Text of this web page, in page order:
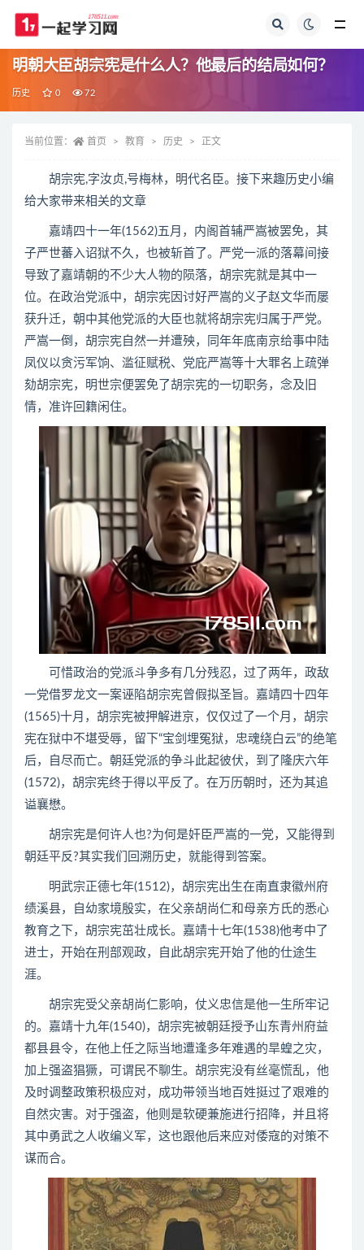
明朝大臣胡宗宪是什么人？他最后的结局如何？
历史 0 72
当前位置： 首页 教育 历史 正文
胡宗宪,字汝贞,号梅林，明代名臣。接下来趣历史小编
给大家带来相关的文章
嘉靖四十一年(1562)五月，内阁首辅严嵩被罢免，其
子严世蕃入诏狱不久，也被斩首了。严党一派的落幕间接
导致了嘉靖朝的不少大人物的陨落，胡宗宪就是其中一
位。在政治党派中，胡宗宪因讨好严嵩的义子赵文华而屡
获升迁，朝中其他党派的大臣也就将胡宗宪归属于严党。
严嵩一倒，胡宗宪自然一并遭殃，同年年底南京给事中陆
凤仪以贪污军饷、滥征赋税、党庇严嵩等十大罪名上疏弹
劾胡宗宪，明世宗便罢免了胡宗宪的一切职务，念及旧
情，准许回籍闲住。
可惜政治的党派斗争多有几分残忍，过了两年，政敌
一党借罗龙文一案诬陷胡宗宪曾假拟圣旨。嘉靖四十四年
(1565)十月，胡宗宪被押解进京，仅仅过了一个月，胡宗
宪在狱中不堪受辱，留下“宝剑埋冤狱，忠魂绕白云”的绝笔
后，自尽而亡。朝廷党派的争斗此起彼伏，到了隆庆六年
(1572)，胡宗宪终于得以平反了。在万历朝时，还为其追
谥襄懋。
胡宗宪是何许人也?为何是奸臣严嵩的一党，又能得到
朝廷平反?其实我们回溯历史，就能得到答案。
明武宗正德七年(1512)，胡宗宪出生在南直隶徽州府
绩溪县，自幼家境殷实，在父亲胡尚仁和母亲方氏的悉心
教育之下，胡宗宪茁壮成长。嘉靖十七年(1538)他考中了
进士，开始在刑部观政，自此胡宗宪开始了他的仕途生
涯。
胡宗宪受父亲胡尚仁影响，仗义忠信是他一生所牢记
的。嘉靖十九年(1540)，胡宗宪被朝廷授予山东青州府益
都县县令，在他上任之际当地遭逢多年难遇的旱蝗之灾，
加上强盗猖獗，可谓民不聊生。胡宗宪没有丝毫慌乱，他
及时调整政策积极应对，成功带领当地百姓挺过了艰难的
自然灾害。对于强盗，他则是软硬兼施进行招降，并且将
其中勇武之人收编义军，这也跟他后来应对倭寇的对策不
谋而合。